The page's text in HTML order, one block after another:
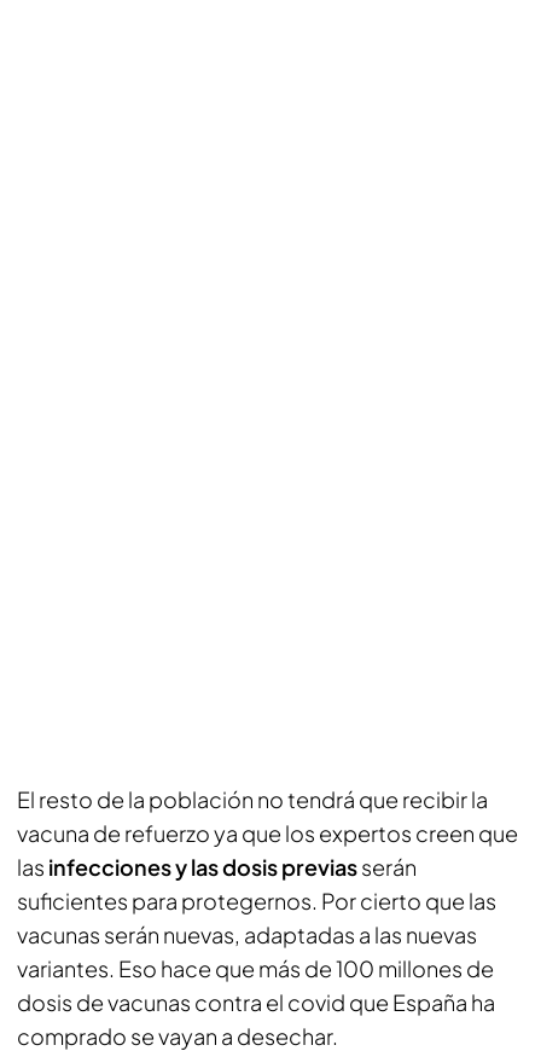
El resto de la población no tendrá que recibir la
vacuna de refuerzo ya que los expertos creen que
las infecciones y las dosis previasserán
suficientes para protegernos. Por cierto que las
vacunas serán nuevas, adaptadas a las nuevas
variantes. Eso hace que más de 100 millones de
dosis de vacunas contra el covid que España ha
comprado se vayan a desechar.